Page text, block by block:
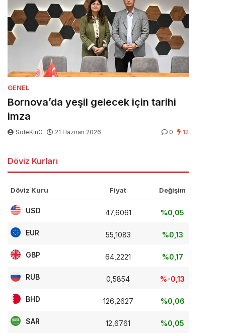
GENEL
Bornova’da yeşil gelecek için tarihi
imza
SoleKinG 21 Haziran 2026 0 12
Döviz Kurları
Döviz Kuru Fiyat Değişim
USD 47,6061 %0,05
EUR 55,1083 %0,13
GBP 64,2221 %0,17
RUB 0,5854 %-0,13
BHD 126,2627 %0,06
SAR 12,6761 %0,05